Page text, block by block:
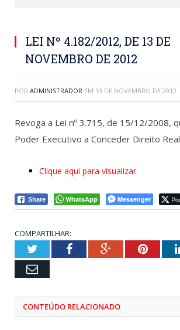
LEI Nº 4.182/2012, DE 13 DE
NOVEMBRO DE 2012
POR ADMINISTRADOR EM 13 DE NOVEMBRO DE 2012
Revoga a Lei nº 3.715, de 15/12/2008,
Poder Executivo a Conceder Direito
Clique aqui para visualizar
Share WhatsApp Messenger
COMPARTILHAR:
TwitterFacebookGoogle+
Email
CONTEÚDO RELACIONADO